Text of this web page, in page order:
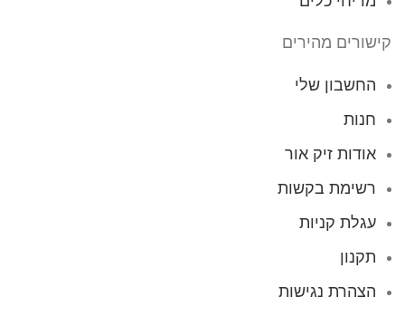
קישורים מהירים
החשבון שלי
חנות
אודות זיק אור
רשימת בקשות
עגלת קניות
תקנון
הצהרת נגישות